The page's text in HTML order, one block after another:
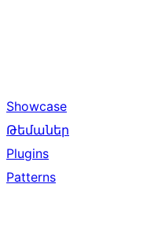
Showcase
Թեմաներ
Plugins
Patterns